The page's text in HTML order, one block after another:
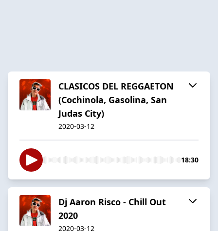
CLASICOS DEL REGGAETON
(Cochinola, Gasolina, San
Judas City)
2020-03-12
18:30
Dj Aaron Risco - Chill Out
2020
2020-03-12